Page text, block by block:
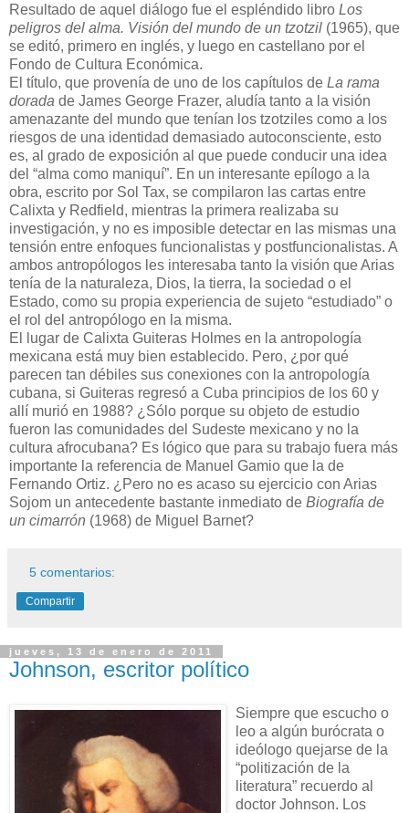
Resultado de aquel diálogo fue el espléndido libro Los
peligros del alma. Visión del mundo de un tzotzil (1965), que
se editó, primero en inglés, y luego en castellano por el
Fondo de Cultura Económica.
El título, que provenía de uno de los capítulos de La rama
dorada de James George Frazer, aludía tanto a la visión
amenazante del mundo que tenían los tzotziles como a los
riesgos de una identidad demasiado autoconsciente, esto
es, al grado de exposición al que puede conducir una idea
del “alma como maniquí”. En un interesante epílogo a la
obra, escrito por Sol Tax, se compilaron las cartas entre
Calixta y Redfield, mientras la primera realizaba su
investigación, y no es imposible detectar en las mismas una
tensión entre enfoques funcionalistas y postfuncionalistas. A
ambos antropólogos les interesaba tanto la visión que Arias
tenía de la naturaleza, Dios, la tierra, la sociedad o el
Estado, como su propia experiencia de sujeto “estudiado” o
el rol del antropólogo en la misma.
El lugar de Calixta Guiteras Holmes en la antropología
mexicana está muy bien establecido. Pero, ¿por qué
parecen tan débiles sus conexiones con la antropología
cubana, si Guiteras regresó a Cuba principios de los 60 y
allí murió en 1988? ¿Sólo porque su objeto de estudio
fueron las comunidades del Sudeste mexicano y no la
cultura afrocubana? Es lógico que para su trabajo fuera más
importante la referencia de Manuel Gamio que la de
Fernando Ortiz. ¿Pero no es acaso su ejercicio con Arias
Sojom un antecedente bastante inmediato de Biografía de
un cimarrón (1968) de Miguel Barnet?
5 comentarios:
Compartir
jueves, 13 de enero de 2011
Johnson, escritor político
Siempre que escucho o
leo a algún burócrata o
ideólogo quejarse de la
“politización de la
literatura” recuerdo al
doctor Johnson. Los